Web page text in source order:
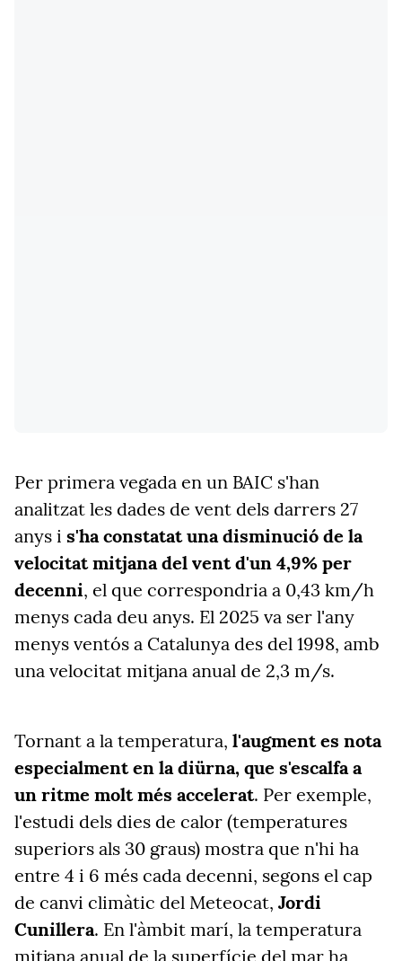
Per primera vegada en un BAIC s'han
analitzat les dades de vent dels darrers 27
anys i s'ha constatat una disminució de la
velocitat mitjana del vent d'un 4,9% per
decenni, el que correspondria a 0,43 km/h
menys cada deu anys. El 2025 va ser l'any
menys ventós a Catalunya des del 1998, amb
una velocitat mitjana anual de 2,3 m/s.
Tornant a la temperatura, l'augment es nota
especialment en la diürna, que s'escalfa a
un ritme molt més accelerat. Per exemple,
l'estudi dels dies de calor (temperatures
superiors als 30 graus) mostra que n'hi ha
entre 4 i 6 més cada decenni, segons el cap
de canvi climàtic del Meteocat, Jordi
Cunillera. En l'àmbit marí, la temperatura
mitjana anual de la superfície del mar ha